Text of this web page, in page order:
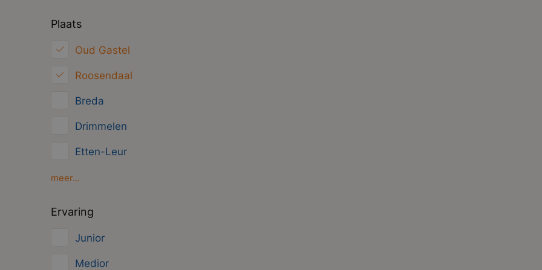
Plaats
Oud Gastel
Roosendaal
Breda
Drimmelen
Etten-Leur
Gilze
meer...
Ervaring
Junior
Medior